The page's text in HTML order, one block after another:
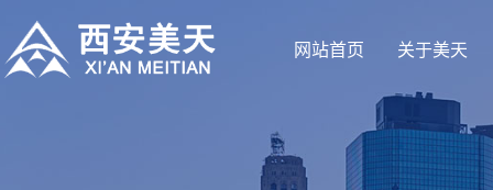
网站首页 关于美天